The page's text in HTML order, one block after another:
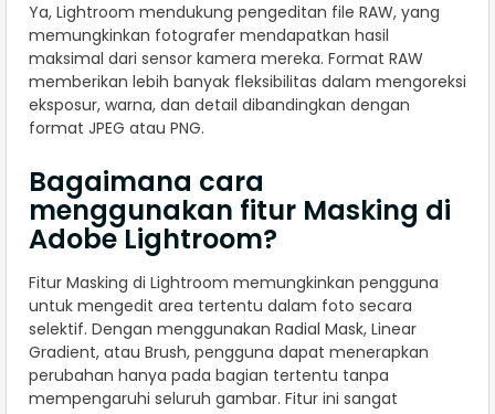
Ya, Lightroom mendukung pengeditan file RAW, yang
memungkinkan fotografer mendapatkan hasil
maksimal dari sensor kamera mereka. Format RAW
memberikan lebih banyak fleksibilitas dalam mengoreksi
eksposur, warna, dan detail dibandingkan dengan
format JPEG atau PNG.
Bagaimana cara
menggunakan fitur Masking di
Adobe Lightroom?
Fitur Masking di Lightroom memungkinkan pengguna
untuk mengedit area tertentu dalam foto secara
selektif. Dengan menggunakan Radial Mask, Linear
Gradient, atau Brush, pengguna dapat menerapkan
perubahan hanya pada bagian tertentu tanpa
mempengaruhi seluruh gambar. Fitur ini sangat